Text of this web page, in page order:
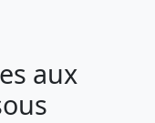
aux